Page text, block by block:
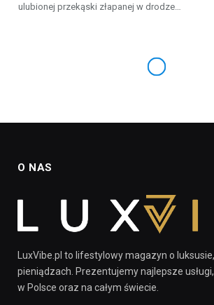
ulubionej przekąski złapanej w drodze…
O NAS
LuxVibe.pl to lifestylowy magazyn o
pieniądzach. Prezentujemy najlepsze
w Polsce oraz na całym świecie.